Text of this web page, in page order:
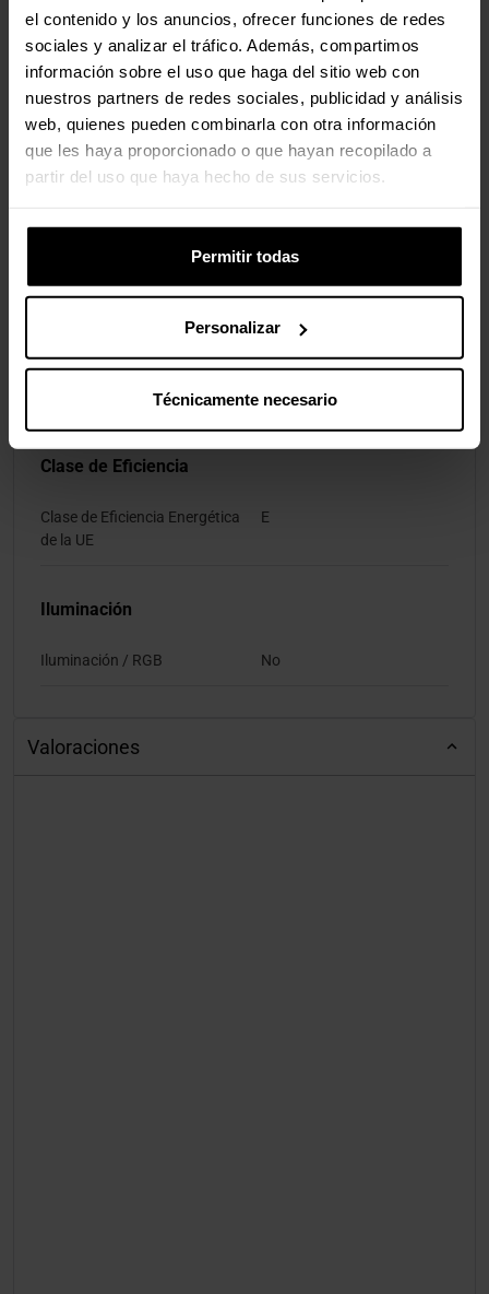
el contenido y los anuncios, ofrecer funciones de redes
sociales y analizar el tráfico. Además, compartimos
información sobre el uso que haga del sitio web con
nuestros partners de redes sociales, publicidad y análisis
web, quienes pueden combinarla con otra información
que les haya proporcionado o que hayan recopilado a
partir del uso que haya hecho de sus servicios.
Permitir todas
Personalizar
Técnicamente necesario
Ergonomía
Ajuste de Altura No
Pivote No
Montaje
No
Clase de Eficiencia
Clase de Eficiencia Energética
de la UE
E
Iluminación
Iluminación / RGB No
Valoraciones